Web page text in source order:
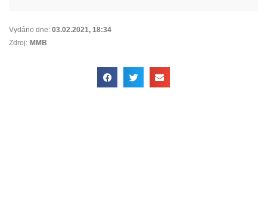
Vydáno dne: 03.02.2021, 18:34
Zdroj: MMB